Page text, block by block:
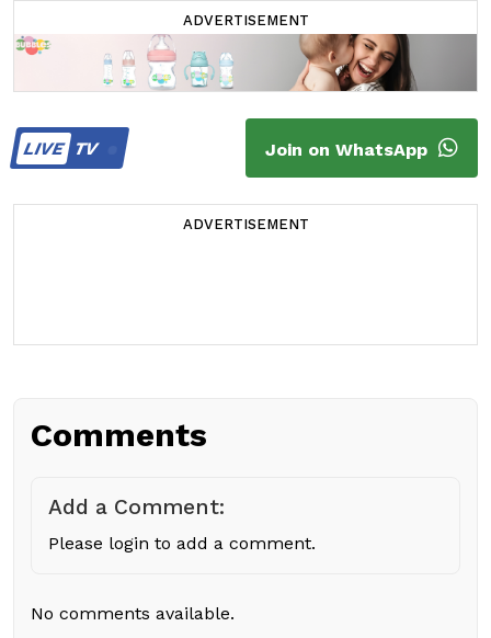
ADVERTISEMENT
LIVETV Join on WhatsApp
ADVERTISEMENT
Comments
Add a Comment:
Please login to add a comment.
No comments available.